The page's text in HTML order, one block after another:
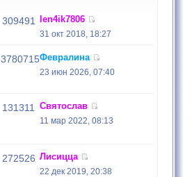
309491 len4ik7806
31 окт 2018, 18:27
3780715Февралина
23 июн 2026, 07:40
131311 Святослав
11 мар 2022, 08:13
272526 Лисицца
22 дек 2019, 20:38